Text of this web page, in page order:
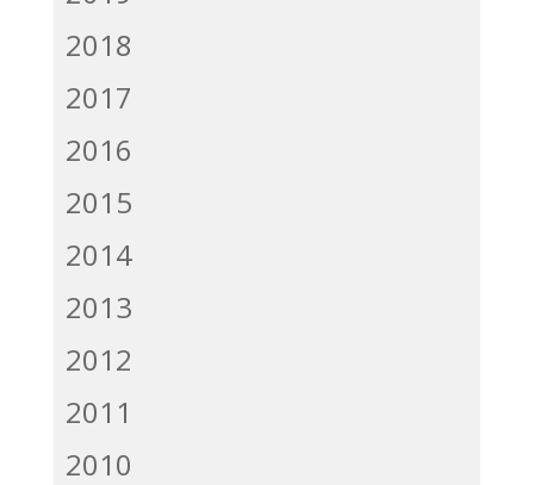
2018
2017
2016
2015
2014
2013
2012
2011
2010